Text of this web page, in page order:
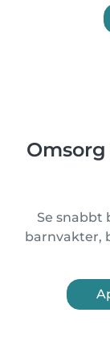
Se snabbt
barnvakter,